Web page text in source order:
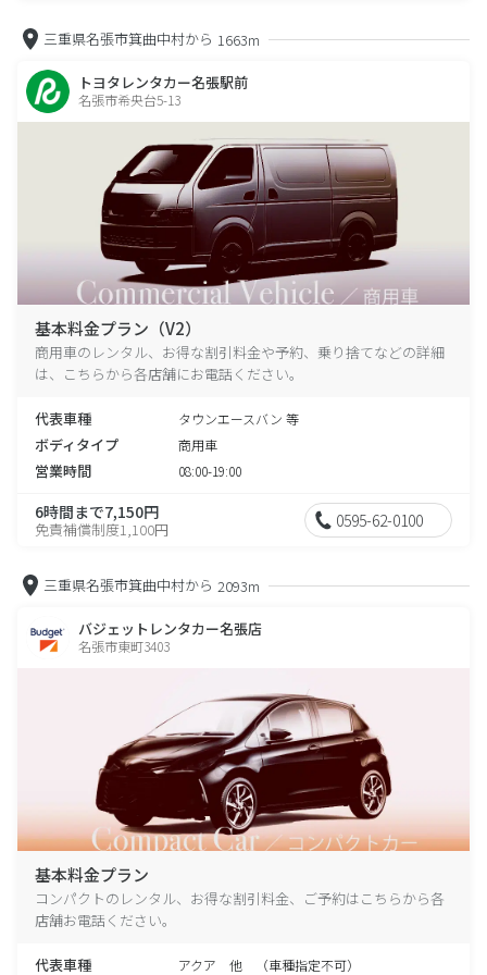
三重県名張市箕曲中村から 1663m
トヨタレンタカー名張駅前
名張市希央台5-13
基本料金プラン（V2）
商用車のレンタル、お得な割引料金や予約、乗り捨てなどの詳細
は、こちらから各店舗にお電話ください。
代表車種 タウンエースバン 等
ボディタイプ 商用車
営業時間 08:00-19:00
6時間まで7,150円
免責補償制度1,100円 0595-62-0100
三重県名張市箕曲中村から 2093m
バジェットレンタカー名張店
名張市東町3403
基本料金プラン
コンパクトのレンタル、お得な割引料金、ご予約はこちらから各
店舗お電話ください。
代表車種 アクア 他 （車種指定不可）